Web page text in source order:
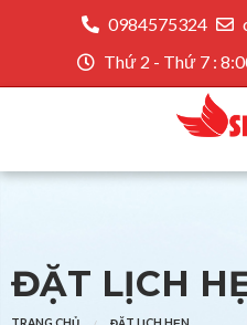
0984575324
Thứ 2 - Thứ 7 :
ĐẶT LỊCH